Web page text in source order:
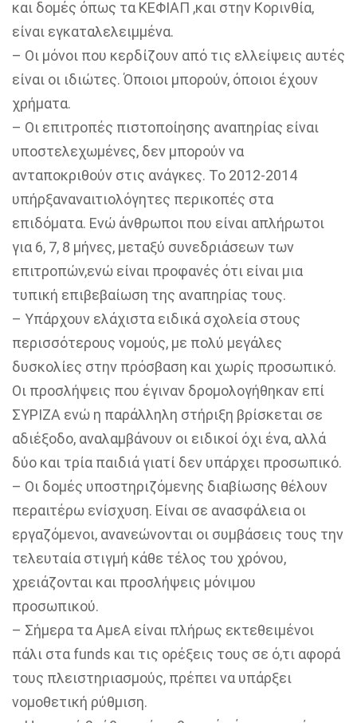
και δομές όπως τα ΚΕΦΙΑΠ ,και στην Κορινθία,
είναι εγκαταλελειμμένα.
– Οι μόνοι που κερδίζουν από τις ελλείψεις αυτές
είναι οι ιδιώτες. Όποιοι μπορούν, όποιοι έχουν
χρήματα.
– Οι επιτροπές πιστοποίησης αναπηρίας είναι
υποστελεχωμένες, δεν μπορούν να
ανταποκριθούν στις ανάγκες. Το 2012-2014
υπήρξαναναιτιολόγητες περικοπές στα
επιδόματα. Ενώ άνθρωποι που είναι απλήρωτοι
για 6, 7, 8 μήνες, μεταξύ συνεδριάσεων των
επιτροπών,ενώ είναι προφανές ότι είναι μια
τυπική επιβεβαίωση της αναπηρίας τους.
– Υπάρχουν ελάχιστα ειδικά σχολεία στους
περισσότερους νομούς, με πολύ μεγάλες
δυσκολίες στην πρόσβαση και χωρίς προσωπικό.
Οι προσλήψεις που έγιναν δρομολογήθηκαν επί
ΣΥΡΙΖΑ ενώ η παράλληλη στήριξη βρίσκεται σε
αδιέξοδο, αναλαμβάνουν οι ειδικοί όχι ένα, αλλά
δύο και τρία παιδιά γιατί δεν υπάρχει προσωπικό.
– Οι δομές υποστηριζόμενης διαβίωσης θέλουν
περαιτέρω ενίσχυση. Είναι σε ανασφάλεια οι
εργαζόμενοι, ανανεώνονται οι συμβάσεις τους την
τελευταία στιγμή κάθε τέλος του χρόνου,
χρειάζονται και προσλήψεις μόνιμου
προσωπικού.
– Σήμερα τα ΑμεΑ είναι πλήρως εκτεθειμένοι
πάλι στα funds και τις ορέξεις τους σε ό,τι αφορά
τους πλειστηριασμούς, πρέπει να υπάρξει
νομοθετική ρύθμιση.